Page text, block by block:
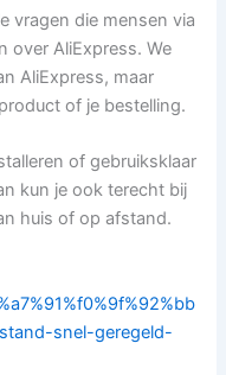
vragen die mensen via
over AliExpress. We
AliExpress, maar
of je bestelling.
of gebruiksklaar
kun je ook terecht bij
huis of op afstand.
snel-geregeld-